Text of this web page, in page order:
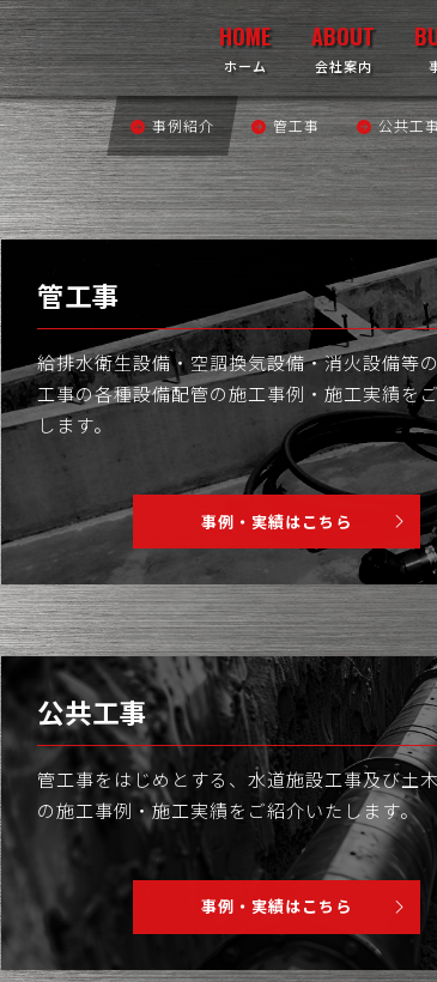
ホーム 会社案内
事例紹介 管工事 公共工
採用情報TOP インタビ
管工事
給排水衛生設備・空調換気設備・消火設備等
工事の各種設備配管の施工事例・施工実績を
します。
事例・実績はこちら
公共工事
管工事をはじめとする、水道施設工事及び土
の施工事例・施工実績をご紹介いたします。
事例・実績はこちら